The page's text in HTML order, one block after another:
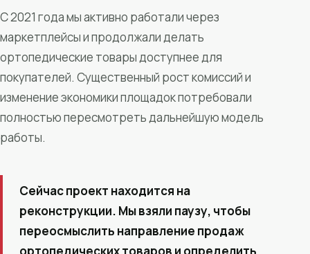
С 2021 года мы активно работали через
маркетплейсы и продолжали делать
ортопедические товары доступнее для
покупателей. Существенный рост комиссий и
изменение экономики площадок потребовали
полностью пересмотреть дальнейшую модель
работы.
Сейчас проект находится на
реконструкции. Мы взяли паузу, чтобы
переосмыслить направление продаж